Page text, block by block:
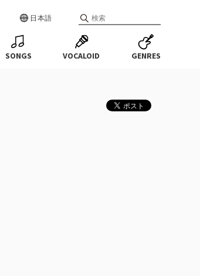
日本語
SONGS VOCALOID GENRES